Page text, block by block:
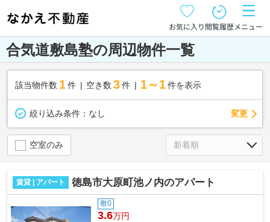
お気に入り閲覧履歴メニュー
合気道敷島塾の周辺物件一覧
該当物件数 1件 空き数 3 件 1～1 件を表示
絞り込み条件： なし 変更
空室のみ
賃貸 | アパート 徳島市大原町池ノ内のアパート
敷0
3.6万円